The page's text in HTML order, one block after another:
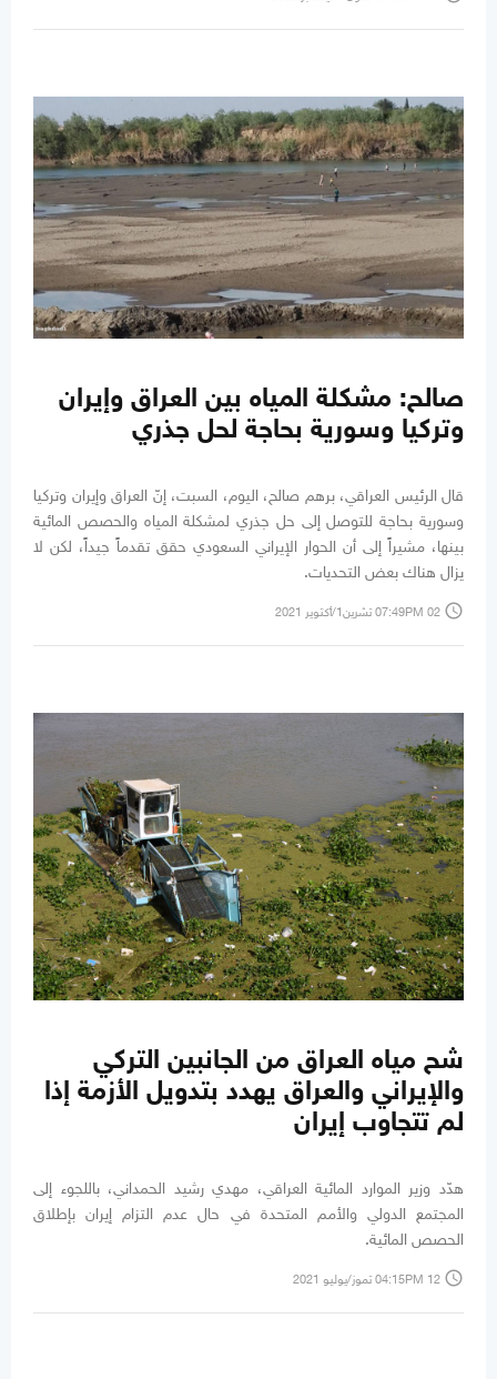
صالح: مشكلة المياه بين العراق وإيران
وتركيا وسورية بحاجة لحل جذري
قال الرئيس العراقي، برهم صالح، اليوم، السبت، إنّ العراق وإيران وتركيا
وسورية بحاجة للتوصل إلى حل جذري لمشكلة المياه والحصص المائية
بينها، مشيراً إلى أن الحوار الإيراني السعودي حقق تقدماً جيداً، لكن لا
يزال هناك بعض التحديات.
access_time 07:49PM 02 تشرين1/أكتوير 2021
شح مياه العراق من الجانبين التركي
والإيراني والعراق يهدد بتدويل الأزمة إذا
لم تتجاوب إيران
هدّد وزير الموارد المائية العراقي، مهدي رشيد الحمداني، باللجوء إلى
المجتمع الدولي والأمم المتحدة في حال عدم التزام إيران بإطلاق
الحصص المائية.
access_time 04:15PM 12 تموز/يوليو 2021